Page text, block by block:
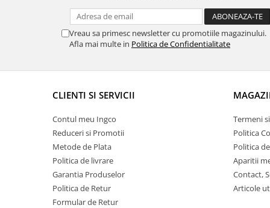
Vreau sa primesc newsletter cu promotiile magazinului.
Afla mai multe in Politica de Confidentialitate
CLIENTI SI SERVICII
Contul meu Ingco
Reduceri si Promotii
Metode de Plata
Politica de livrare
Garantia Produselor
Politica de Retur
Formular de Retur
Termeni
Politica
Politica
Aparitii
Contact,
Articole